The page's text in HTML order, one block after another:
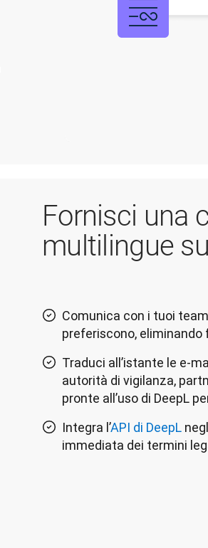
Fornisci una
multilingue
Comunica con i tuoi
preferiscono,
Traduci all’istante le e-
autorità di vigilanza,
pronte all’uso di DeepL
Integra l’API di DeepL
immediata dei termini